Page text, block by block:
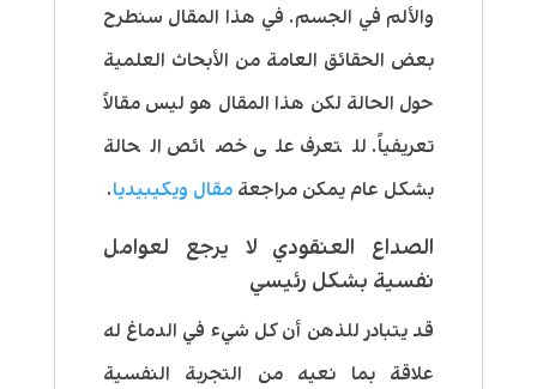
والألم في الجسم. في هذا المقال سنطرح
بعض الحقائق العامة من الأبحاث العلمية
حول الحالة لكن هذا المقال هو ليس مقالاً
تعريفياً. للتعرف على خصائص الحالة
بشكل عام يمكن مراجعة مقال ويكيبيديا.
الصداع العنقودي لا يرجع لعوامل
نفسية بشكل رئيسي
قد يتبادر للذهن أن كل شيء في الدماغ له
علاقة بما نعيه من التجربة النفسية